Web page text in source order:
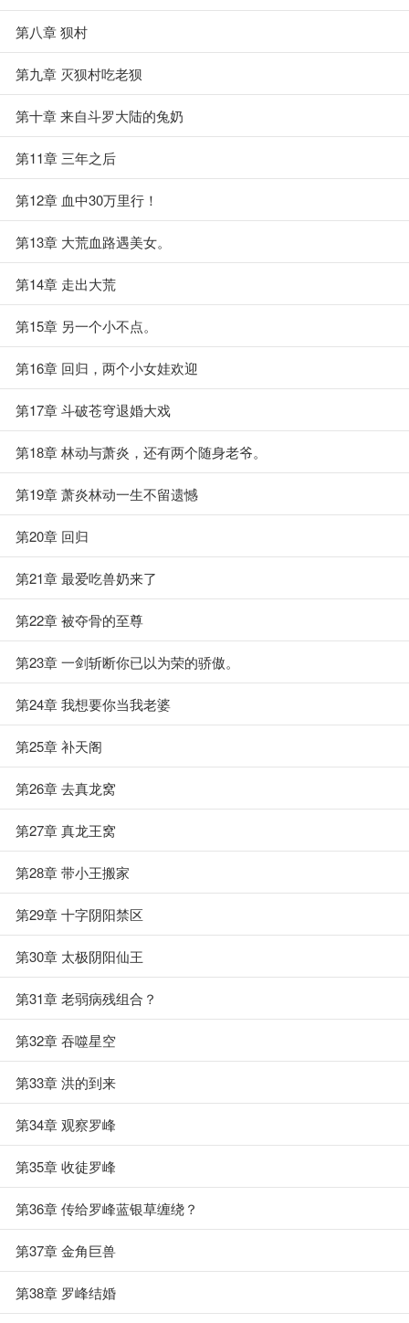
第八章 狈村
第九章 灭狈村吃老狈
第十章 来自斗罗大陆的兔奶
第11章 三年之后
第12章 血中30万里行！
第13章 大荒血路遇美女。
第14章 走出大荒
第15章 另一个小不点。
第16章 回归，两个小女娃欢迎
第17章 斗破苍穹退婚大戏
第18章 林动与萧炎，还有两个随身老爷。
第19章 萧炎林动一生不留遗憾
第20章 回归
第21章 最爱吃兽奶来了
第22章 被夺骨的至尊
第23章 一剑斩断你已以为荣的骄傲。
第24章 我想要你当我老婆
第25章 补天阁
第26章 去真龙窝
第27章 真龙王窝
第28章 带小王搬家
第29章 十字阴阳禁区
第30章 太极阴阳仙王
第31章 老弱病残组合？
第32章 吞噬星空
第33章 洪的到来
第34章 观察罗峰
第35章 收徒罗峰
第36章 传给罗峰蓝银草缠绕？
第37章 金角巨兽
第38章 罗峰结婚